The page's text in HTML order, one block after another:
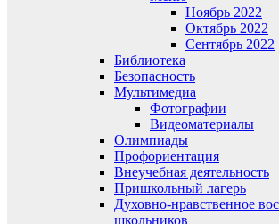
Ноябрь 2022
Октябрь 2022
Сентябрь 2022
Библиотека
Безопасность
Мультимедиа
Фотографии
Видеоматериалы
Олимпиады
Профориентация
Внеучебная деятельность
Пришкольный лагерь
Духовно-нравственное
школьников